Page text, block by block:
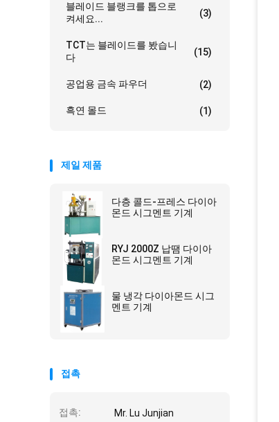
블레이드 블랭크를 톱으로
켜세요...
(3)
TCT는 블레이드를 봤습니
다
(15)
공업용 금속 파우더 (2)
흑연 몰드 (1)
제일 제품
다층 콜드-프레스 다이아
몬드 시그멘트 기계
RYJ 2000Z 납땜 다이아
몬드 시그멘트 기계
물 냉각 다이아몬드 시그
멘트 기계
접촉
접촉: Mr. Lu Junjian